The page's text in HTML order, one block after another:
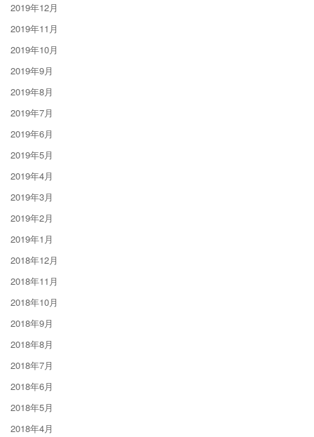
2019年12月
2019年11月
2019年10月
2019年9月
2019年8月
2019年7月
2019年6月
2019年5月
2019年4月
2019年3月
2019年2月
2019年1月
2018年12月
2018年11月
2018年10月
2018年9月
2018年8月
2018年7月
2018年6月
2018年5月
2018年4月